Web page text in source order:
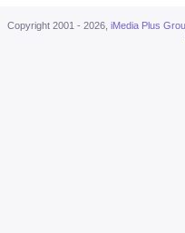
Copyright 2001 - 2026, iMedia Plus